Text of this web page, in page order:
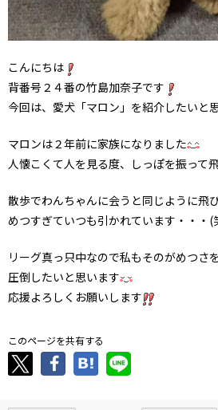
こんにちは
背番号２４番の竹島加奈子です
今回は、愛犬「マロン」を紹介したいと
マロンは２年前に家族になりました
人懐こくて人を見る度、しっぽを振って
散歩でわんちゃんに会うと同じように飛
めつすぎていつも引かれています・・・(
リーグ真っ只中なので私もそのがめつさ
圧倒したいと思います
応援よろしくお願いします
このページを共有する